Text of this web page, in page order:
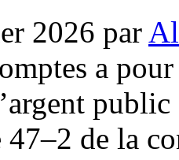
2026 par
a
47–2 de la